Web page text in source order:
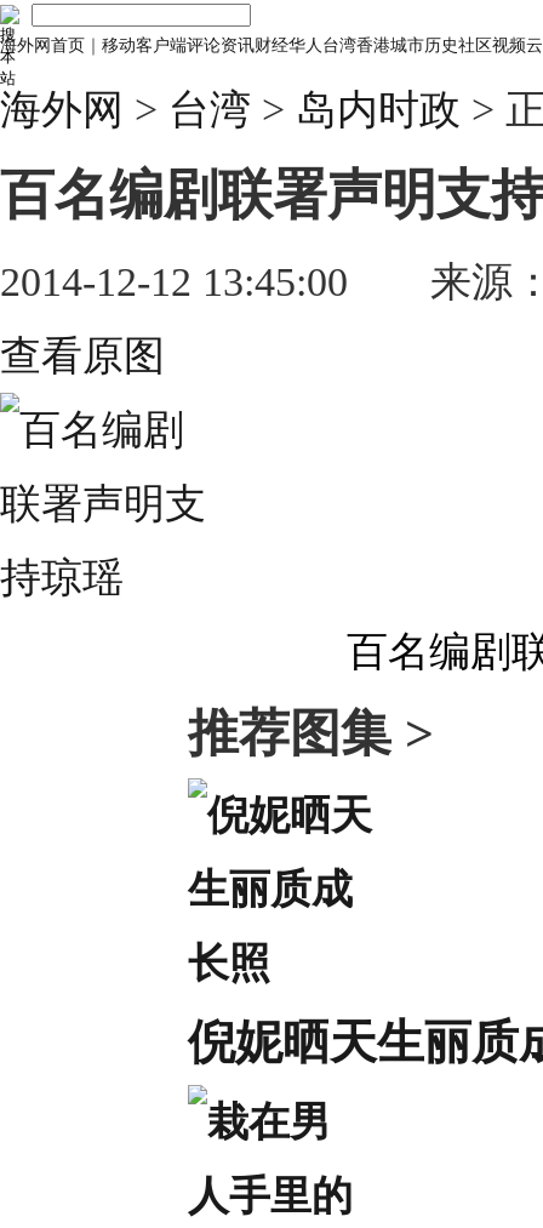
海外网首页 移动客户端评论资讯财经华人 台湾香港城市历史社区视频
海外网 > 台湾 > 岛内时政 >
百名编剧联署声明支
2014-12-12 13:45:00
来源
查看原图
百名编剧
推荐图集 >
倪妮晒天生丽质